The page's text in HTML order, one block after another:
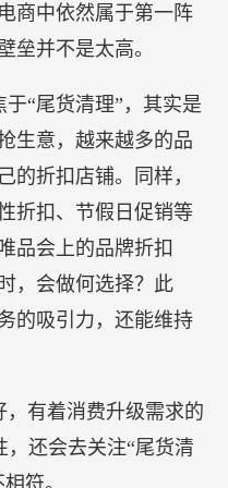
商中依然属于第一阵
垒并不是太高。
“尾货清理”，其实是
生意，越来越多的品
的折扣店铺。同样，
折扣、节假日促销等
品会上的品牌折扣
，会做何选择？此
的吸引力，还能维持
有着消费升级需求的
还会去关注“尾货清